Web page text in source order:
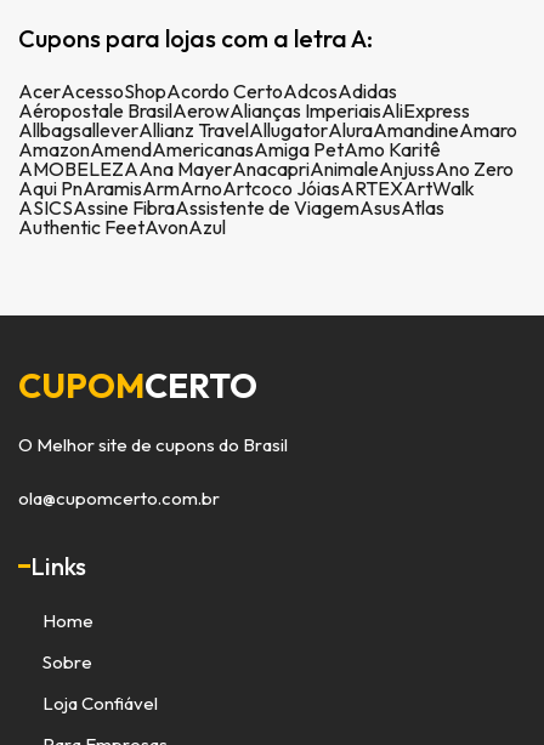
Cupons para lojas com a letra A:
AcerAcessoShopAcordo CertoAdcosAdidas
Aéropostale BrasilAerowAlianças ImperiaisAliExpress
AllbagsalleverAllianz TravelAllugatorAluraAmandineAmaro
AmazonAmendAmericanasAmiga PetAmo Karitê
AMOBELEZAAna MayerAnacapriAnimaleAnjussAno Zero
Aqui PnAramisArmArnoArtcoco JóiasARTEXArtWalk
ASICSAssine FibraAssistente de ViagemAsusAtlas
Authentic FeetAvonAzul
CUPOMCERTO
O Melhor site de cupons do Brasil
ola@cupomcerto.com.br
Links
Home
Sobre
Loja Confiável